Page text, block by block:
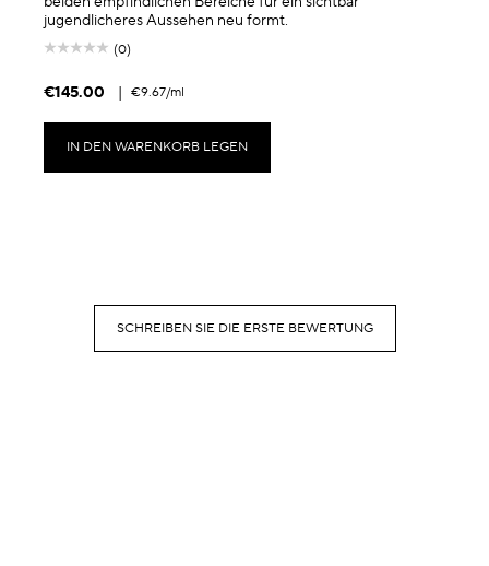
jugendlicheres Aussehen neu formt.
(0)
€145.00 | €9.67/ml
IN DEN WARENKORB LEGEN
SCHREIBEN SIE DIE ERSTE BEWERTUNG